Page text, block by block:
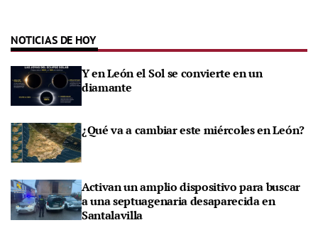
NOTICIAS DE HOY
Y en León el Sol se convierte en un
diamante
¿Qué va a cambiar este miércoles en León?
Activan un amplio dispositivo para buscar
a una septuagenaria desaparecida en
Santalavilla